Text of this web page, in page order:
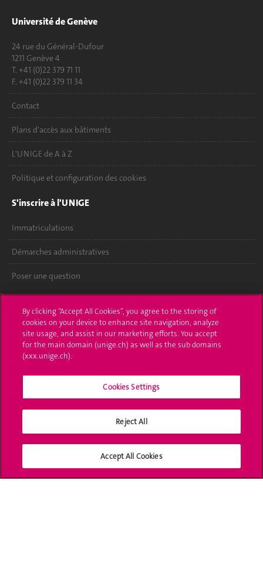
Université de Genève
24 rue du Général-Dufour
1211 Genève 4
T. +41 (0)22 379 71 11
F. +41 (0)22 379 11 34
Contact
Plans d'accès aux bâtiments
L'UNIGE de A à Z
Politique et configuration des cookies
S'inscrire à l'UNIGE
Immatriculations
Démarches administratives
Poser une question
UNIGE Mobile
Médias
Offres d'emploi
Bibliothèque
Médias sociaux UNIGE
By clicking “Accept All Cookies”, you agree to the storing of
cookies on your device to enhance site navigation, analyze
site usage, and assist in our marketing efforts. You accept
for the main domain (unige.ch) as well as the sub domains
(xxx.unige.ch).
Cookies Settings
Reject All
Accept All Cookies